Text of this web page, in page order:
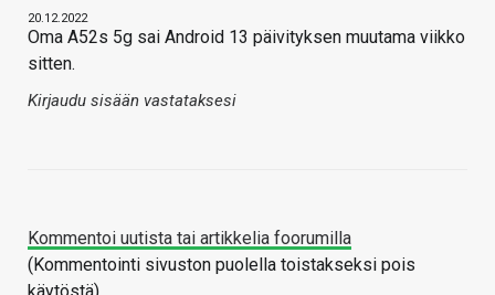
20.12.2022
Oma A52s 5g sai Android 13 päivityksen muutama viikko
sitten.
Kirjaudu sisään vastataksesi
Kommentoi uutista tai artikkelia foorumilla
(Kommentointi sivuston puolella toistakseksi pois